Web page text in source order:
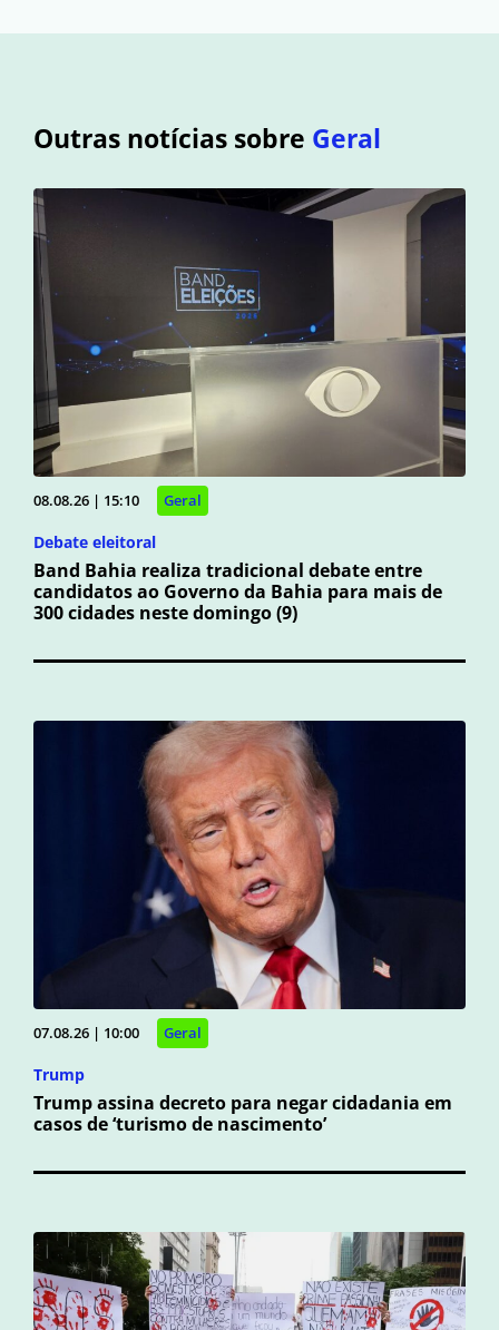
Outras notícias sobre Geral
08.08.26 | 15:10 Geral
Debate eleitoral
Band Bahia realiza tradicional debate entre
candidatos ao Governo da Bahia para mais de
300 cidades neste domingo (9)
07.08.26 | 10:00 Geral
Trump
Trump assina decreto para negar cidadania em
casos de ‘turismo de nascimento’